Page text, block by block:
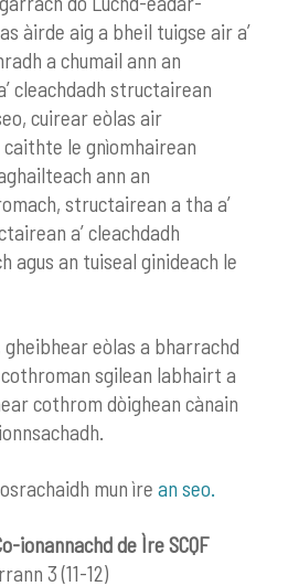
àirde aig a bheil tuigse air a’
a chumail ann an
cleachdadh structairean
cuirear eòlas air
le gnìomhairean
ann an
structairean a tha a’
a’ cleachdadh
agus an tuiseal ginideach le
eòlas a bharrachd
sgilean labhairt a
cothrom dòighean cànain
mun ìrean seo.
ionannachd de Ìre SCQF
3 (11-12)